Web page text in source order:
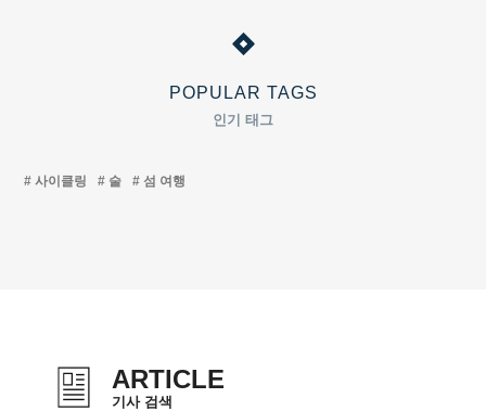
POPULAR TAGS
인기 태그
사이클링 술 섬 여행
ARTICLE
기사 검색